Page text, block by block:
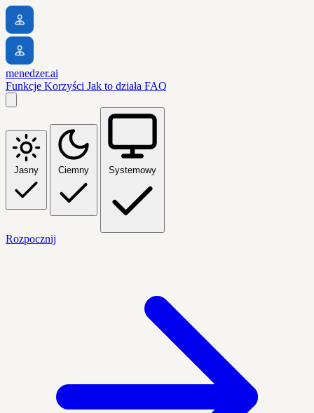
menedzer.ai
Funkcje Korzyści Jak to działa FAQ
Jasny Ciemny Systemowy
Rozpocznij